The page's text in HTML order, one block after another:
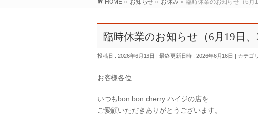
HOME » お知らせ » お休み » 臨時休業のお知らせ（6月
臨時休業のお知らせ（6月19日、
投稿日 : 2026年6月16日 最終更新日時 : 2026年6月16日 カテゴ
お客様各位
いつもbon bon cherry ハイジの店を
ご愛顧いただきありがとうございます。